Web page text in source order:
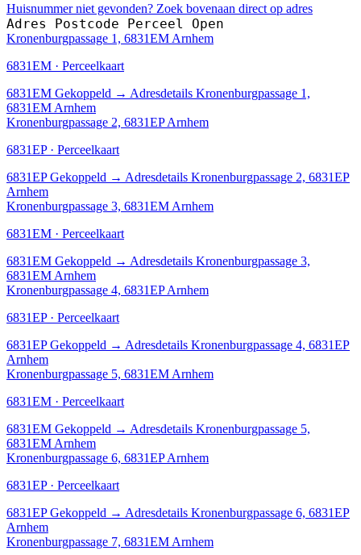
Huisnummer niet gevonden? Zoek bovenaan direct op adres
Adres Postcode Perceel Open
Kronenburgpassage 1, 6831EM Arnhem
6831EM · Perceelkaart
6831EM Gekoppeld → Adresdetails Kronenburgpassage 1,
6831EM Arnhem
Kronenburgpassage 2, 6831EP Arnhem
6831EP · Perceelkaart
6831EP Gekoppeld → Adresdetails Kronenburgpassage 2, 6831EP
Arnhem
Kronenburgpassage 3, 6831EM Arnhem
6831EM · Perceelkaart
6831EM Gekoppeld → Adresdetails Kronenburgpassage 3,
6831EM Arnhem
Kronenburgpassage 4, 6831EP Arnhem
6831EP · Perceelkaart
6831EP Gekoppeld → Adresdetails Kronenburgpassage 4, 6831EP
Arnhem
Kronenburgpassage 5, 6831EM Arnhem
6831EM · Perceelkaart
6831EM Gekoppeld → Adresdetails Kronenburgpassage 5,
6831EM Arnhem
Kronenburgpassage 6, 6831EP Arnhem
6831EP · Perceelkaart
6831EP Gekoppeld → Adresdetails Kronenburgpassage 6, 6831EP
Arnhem
Kronenburgpassage 7, 6831EM Arnhem